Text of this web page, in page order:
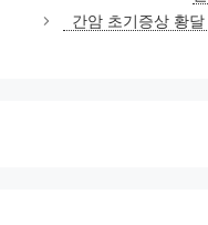
간암 초기증상 황